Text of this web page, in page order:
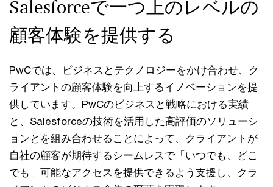
Salesforceで一つ上のレベルの
顧客体験を提供する
PwCでは、ビジネスとテクノロジーをかけ合わせ、ク
ライアントの顧客体験を向上するイノベーションを提
供しています。PwCのビジネスと戦略における実績
と、Salesforceの技術を活用した高評価のソリューシ
ョンとを組み合わせることによって、クライアントが
自社の顧客が期待するシームレスで「いつでも、どこ
でも」可能なアクセスを提供できるよう支援し、クラ